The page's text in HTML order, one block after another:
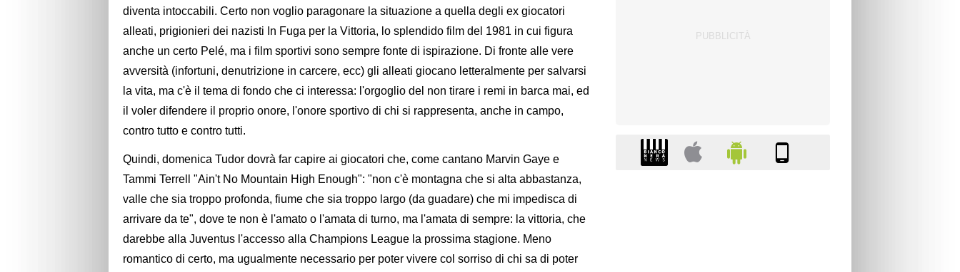
diventa intoccabili. Certo non voglio paragonare la situazione a quella degli ex giocatori
alleati, prigionieri dei nazisti In Fuga per la Vittoria, lo splendido film del 1981 in cui figura
anche un certo Pelé, ma i film sportivi sono sempre fonte di ispirazione. Di fronte alle vere
avversità (infortuni, denutrizione in carcere, ecc) gli alleati giocano letteralmente per salvarsi
la vita, ma c'è il tema di fondo che ci interessa: l'orgoglio del non tirare i remi in barca mai, ed
il voler difendere il proprio onore, l'onore sportivo di chi si rappresenta, anche in campo,
contro tutto e contro tutti.
Quindi, domenica Tudor dovrà far capire ai giocatori che, come cantano Marvin Gaye e
Tammi Terrell "Ain't No Mountain High Enough": "non c'è montagna che si alta abbastanza,
valle che sia troppo profonda, fiume che sia troppo largo (da guadare) che mi impedisca di
arrivare da te", dove te non è l'amato o l'amata di turno, ma l'amata di sempre: la vittoria, che
darebbe alla Juventus l'accesso alla Champions League la prossima stagione. Meno
romantico di certo, ma ugualmente necessario per poter vivere col sorriso di chi sa di poter